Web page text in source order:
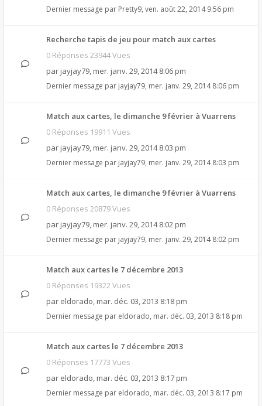
Dernier message par Pretty9, ven. août 22, 2014 9:56 pm
Recherche tapis de jeu pour match aux cartes
0 Réponses 23944 Vues
par jayjay79, mer. janv. 29, 2014 8:06 pm
Dernier message par jayjay79, mer. janv. 29, 2014 8:06 pm
Match aux cartes, le dimanche 9 février à Vuarrens
0 Réponses 19911 Vues
par jayjay79, mer. janv. 29, 2014 8:03 pm
Dernier message par jayjay79, mer. janv. 29, 2014 8:03 pm
Match aux cartes, le dimanche 9 février à Vuarrens
0 Réponses 20879 Vues
par jayjay79, mer. janv. 29, 2014 8:02 pm
Dernier message par jayjay79, mer. janv. 29, 2014 8:02 pm
Match aux cartes le 7 décembre 2013
0 Réponses 19322 Vues
par eldorado, mar. déc. 03, 2013 8:18 pm
Dernier message par eldorado, mar. déc. 03, 2013 8:18 pm
Match aux cartes le 7 décembre 2013
0 Réponses 17773 Vues
par eldorado, mar. déc. 03, 2013 8:17 pm
Dernier message par eldorado, mar. déc. 03, 2013 8:17 pm